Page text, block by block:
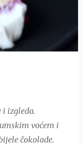
i izgleda.
voćem i
čokolade.